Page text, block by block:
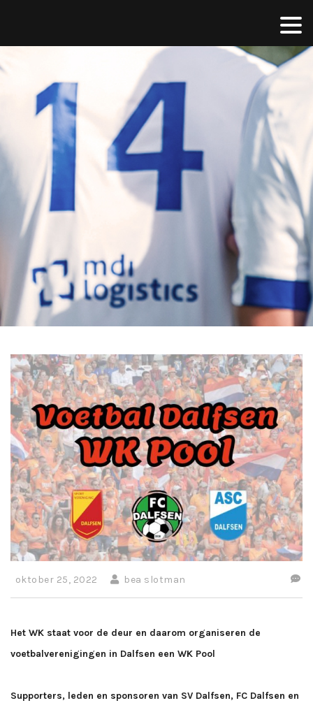
oktober 25, 2022 bea slotman
Het WK staat voor de deur en daarom organiseren de
voetbalverenigingen in Dalfsen een WK Pool
Supporters, leden en sponsoren van SV Dalfsen, FC Dalfsen en